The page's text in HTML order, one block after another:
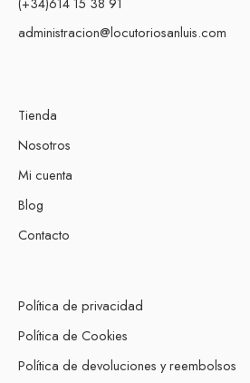
administracion@locutoriosanluis.com
Tienda
Nosotros
Mi cuenta
Blog
Contacto
Política de privacidad
Política de Cookies
Política de devoluciones y reembolsos